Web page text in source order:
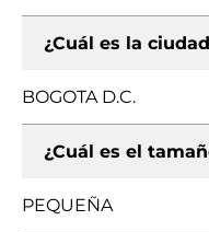
¿Cuál es la
BOGOTA D.C.
¿Cuál es el
PEQUEÑA